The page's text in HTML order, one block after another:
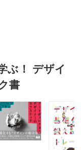
ぶ！ デザイ
書